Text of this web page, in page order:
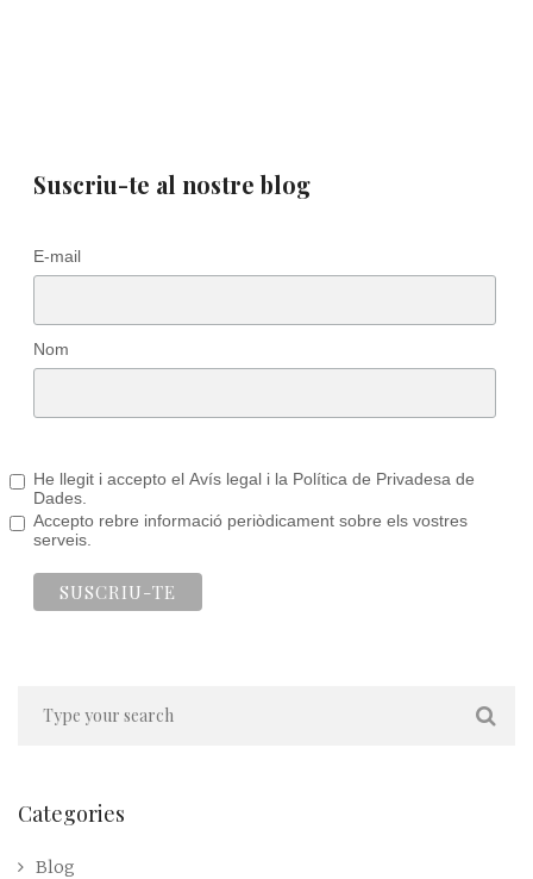
Suscriu-te al nostre blog
E-mail
Nom
He llegit i accepto el Avís legal i la Política de Privadesa de
Dades.
Accepto rebre informació periòdicament sobre els vostres
serveis.
Categories
Blog